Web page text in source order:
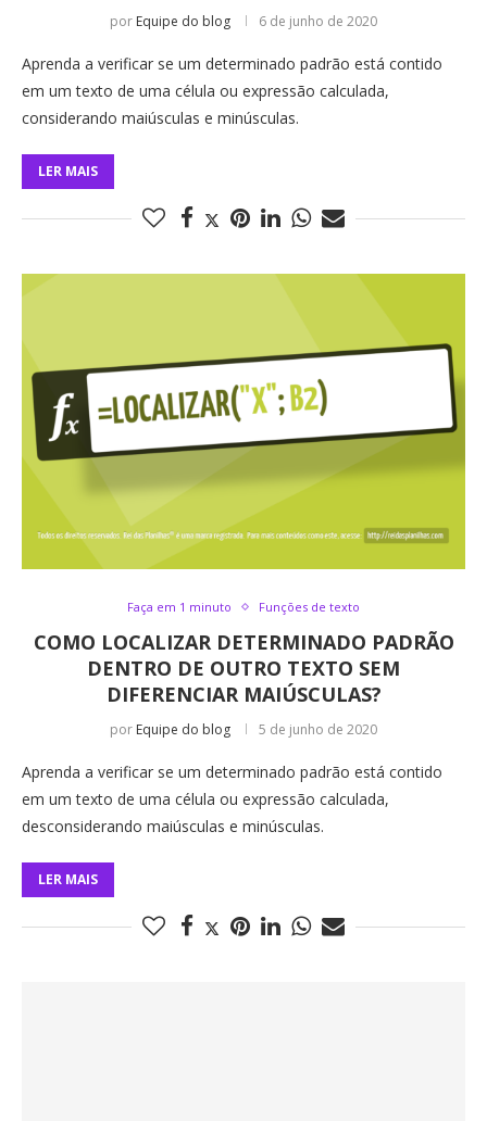
por Equipe do blog 6 de junho de 2020
Aprenda a verificar se um determinado padrão está contido
em um texto de uma célula ou expressão calculada,
considerando maiúsculas e minúsculas.
LER MAIS
Faça em 1 minuto Funções de texto
COMO LOCALIZAR DETERMINADO PADRÃO
DENTRO DE OUTRO TEXTO SEM
DIFERENCIAR MAIÚSCULAS?
por Equipe do blog 5 de junho de 2020
Aprenda a verificar se um determinado padrão está contido
em um texto de uma célula ou expressão calculada,
desconsiderando maiúsculas e minúsculas.
LER MAIS